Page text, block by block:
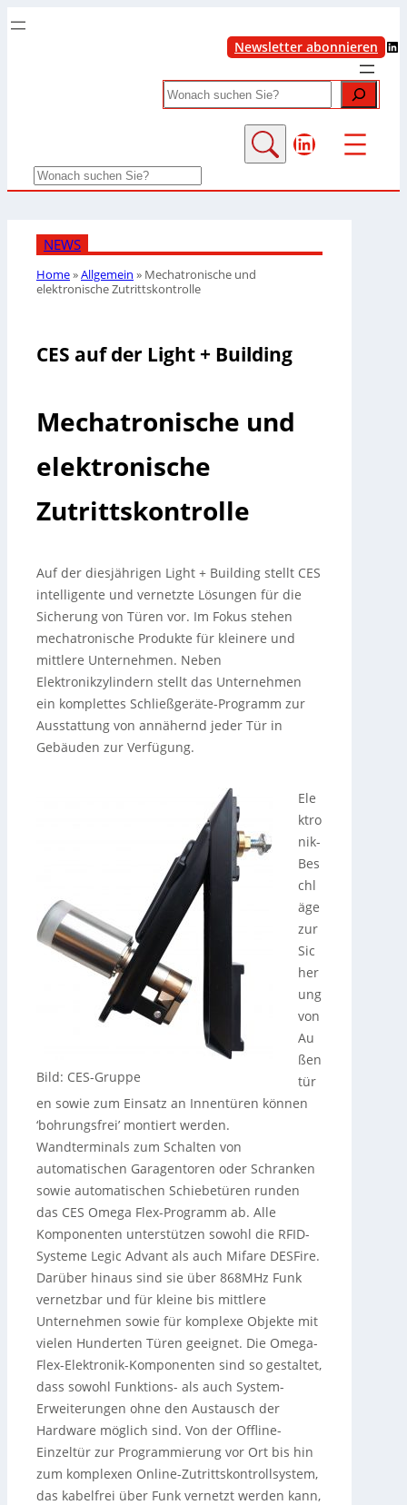
Newsletter abonnieren LinkedIn
Search
LinkedIn
Search
NEWS
Home»Allgemein » Mechatronische und
elektronische Zutrittskontrolle
CES auf der Light + Building
Mechatronische und
elektronische
Zutrittskontrolle
Auf der diesjährigen Light + Building stellt CES
intelligente und vernetzte Lösungen für die
Sicherung von Türen vor. Im Fokus stehen
mechatronische Produkte für kleinere und
mittlere Unternehmen. Neben
Elektronikzylindern stellt das Unternehmen
ein komplettes Schließgeräte-Programm zur
Ausstattung von annähernd jeder Tür in
Gebäuden zur Verfügung.
Bild: CES-Gruppe
Ele
ktro
nik-
Bes
chl
äge
zur
Sic
her
ung
von
Au
ßen
tür
en sowie zum Einsatz an Innentüren können
‘bohrungsfrei’ montiert werden.
Wandterminals zum Schalten von
automatischen Garagentoren oder Schranken
sowie automatischen Schiebetüren runden
das CES Omega Flex-Programm ab. Alle
Komponenten unterstützen sowohl die RFID-
Systeme Legic Advant als auch Mifare DESFire.
Darüber hinaus sind sie über 868MHz Funk
vernetzbar und für kleine bis mittlere
Unternehmen sowie für komplexe Objekte mit
vielen Hunderten Türen geeignet. Die Omega-
Flex-Elektronik-Komponenten sind so gestaltet,
dass sowohl Funktions- als auch System-
Erweiterungen ohne den Austausch der
Hardware möglich sind. Von der Offline-
Einzeltür zur Programmierung vor Ort bis hin
zum komplexen Online-Zutrittskontrollsystem,
das kabelfrei über Funk vernetzt werden kann,